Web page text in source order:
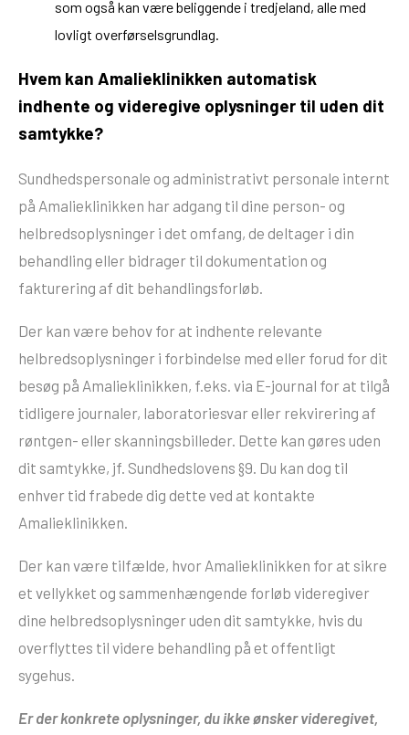
som også kan være beliggende i tredjeland, alle med
lovligt overførselsgrundlag.
Hvem kan Amalieklinikken automatisk
indhente og videregive oplysninger til uden dit
samtykke?
Sundhedspersonale og administrativt personale internt
på Amalieklinikken har adgang til dine person- og
helbredsoplysninger i det omfang, de deltager i din
behandling eller bidrager til dokumentation og
fakturering af dit behandlingsforløb.
Der kan være behov for at indhente relevante
helbredsoplysninger i forbindelse med eller forud for dit
besøg på Amalieklinikken, f.eks. via E-journal for at tilgå
tidligere journaler, laboratoriesvar eller rekvirering af
røntgen- eller skanningsbilleder. Dette kan gøres uden
dit samtykke, jf. Sundhedslovens §9. Du kan dog til
enhver tid frabede dig dette ved at kontakte
Amalieklinikken.
Der kan være tilfælde, hvor Amalieklinikken for at sikre
et vellykket og sammenhængende forløb videregiver
dine helbredsoplysninger uden dit samtykke, hvis du
overflyttes til videre behandling på et offentligt
sygehus.
Er der konkrete oplysninger, du ikke ønsker videregivet,